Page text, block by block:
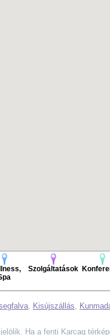
Szolgáltatások
, Kisújszállás,
Ha a fenti Karcag